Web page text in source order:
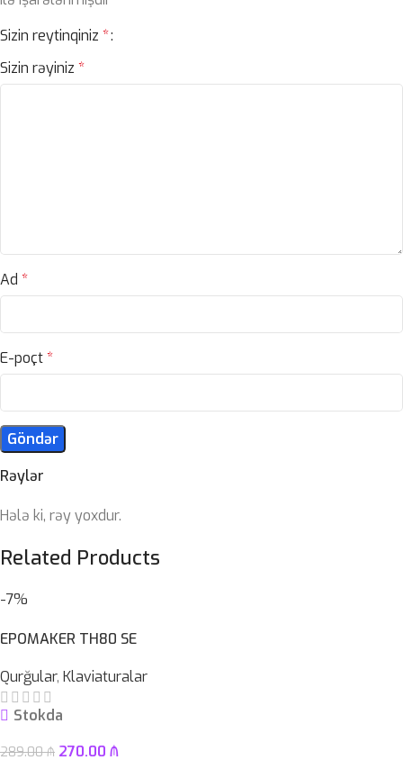
Rəylər
Hələ ki, rəy yoxdur.
Sizin reytinqiniz *
Sizin rəyiniz *
Ad *
E-poçt*
Related Products
-7%
EPOMAKER TH80 SE
Qurğular, Klaviaturalar
Stokda
289.00₼ 270.00 ₼